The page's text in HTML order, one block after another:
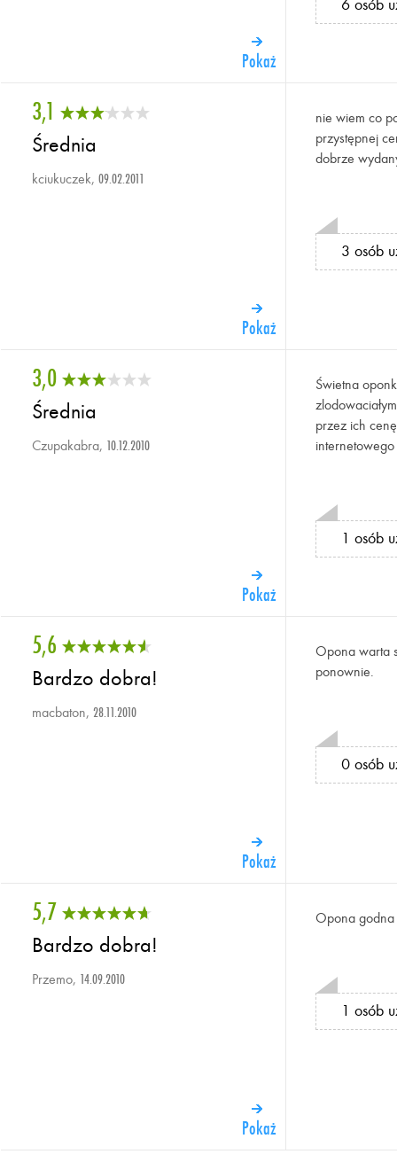
Pokaż
6 osób
3,1
Średnia
kciukuczek, 09.02.2011
Pokaż
nie wiem co
przystępnej
dobrze
3 osób
3,0
Średnia
Czupakabra, 10.12.2010
Pokaż
Świetna
przez ich
1 osób
5,6
Bardzo dobra!
macbaton, 28.11.2010
Pokaż
Opona warta
ponownie.
0 osób
5,7
Bardzo dobra!
Przemo, 14.09.2010
Pokaż
Opona
1 osób